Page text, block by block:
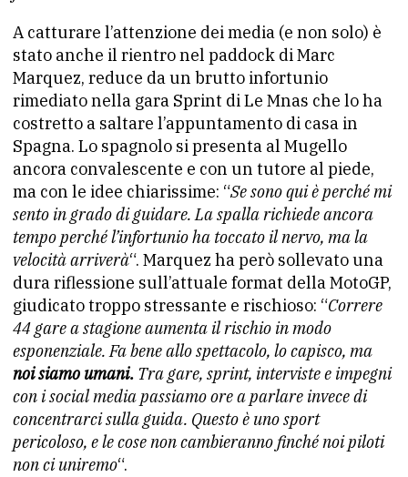
A catturare l’attenzione dei media (e non solo) è
stato anche il rientro nel paddock di Marc
Marquez, reduce da un brutto infortunio
rimediato nella gara Sprint di Le Mnas che lo ha
costretto a saltare l’appuntamento di casa in
Spagna. Lo spagnolo si presenta al Mugello
ancora convalescente e con un tutore al piede,
ma con le idee chiarissime: “Se sono qui è perché mi
sento in grado di guidare. La spalla richiede ancora
tempo perché l’infortunio ha toccato il nervo, ma la
velocità arriverà“. Marquez ha però sollevato una
dura riflessione sull’attuale format della MotoGP,
giudicato troppo stressante e rischioso: “Correre
44 gare a stagione aumenta il rischio in modo
esponenziale. Fa bene allo spettacolo, lo capisco, ma
noi siamo umani. Tra gare, sprint, interviste e impegni
con i social media passiamo ore a parlare invece di
concentrarci sulla guida. Questo è uno sport
pericoloso, e le cose non cambieranno finché noi piloti
non ci uniremo“.